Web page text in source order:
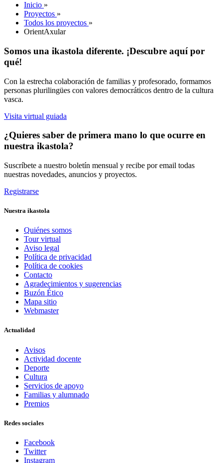
Inicio »
Proyectos »
Todos los proyectos »
OrientAxular
Somos una ikastola diferente. ¡Descubre aquí por
qué!
Con la estrecha colaboración de familias y profesorado, formamos
personas plurilingües con valores democráticos dentro de la cultura
vasca.
Visita virtual guiada
¿Quieres saber de primera mano lo que ocurre en
nuestra ikastola?
Suscríbete a nuestro boletín mensual y recibe por email todas
nuestras novedades, anuncios y proyectos.
Registrarse
Nuestra ikastola
Quiénes somos
Tour virtual
Aviso legal
Política de privacidad
Política de cookies
Contacto
Agradecimientos y sugerencias
Buzón Ético
Mapa sitio
Webmaster
Actualidad
Avisos
Actividad docente
Deporte
Cultura
Servicios de apoyo
Familias y alumnado
Premios
Redes sociales
Facebook
Twitter
Instagram